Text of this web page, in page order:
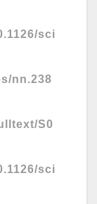
sci
nn.238
S0
sci